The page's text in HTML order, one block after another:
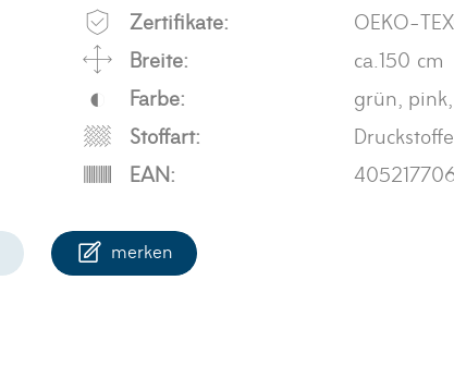
Zertifikate:
OEKO-
Breite:
ca.150 cm
Farbe:
grün,
Stoffart:
Druckstoffe
EAN:
merken